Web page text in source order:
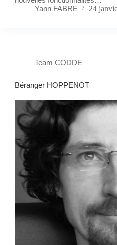
Yann FABRE
24
Team CODDE
Béranger HOPPENOT